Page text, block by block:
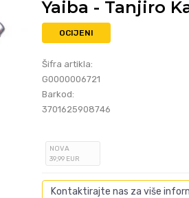
Yaiba - Tanjiro
OCIJENI
Šifra artikla:
G0000006721
Barkod:
3701625908746
NOVA
39,99 EUR
Kontaktirajte nas za više